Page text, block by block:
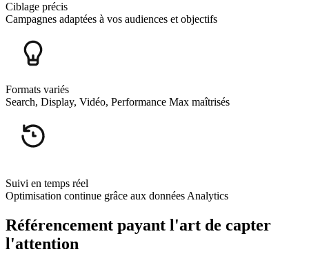
Ciblage précis
Campagnes adaptées à vos audiences et objectifs
Formats variés
Search, Display, Vidéo, Performance Max maîtrisés
Suivi en temps réel
Optimisation continue grâce aux données Analytics
Référencement payant l'art de capter
l'attention